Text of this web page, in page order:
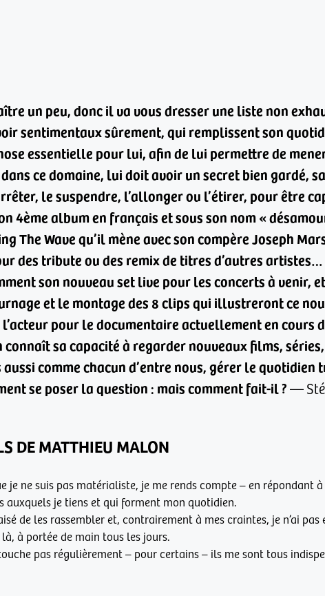
un peu, donc il va vous dresser une liste non
sentimentaux sûrement, qui remplissent son
essentielle pour lui, afin de lui permettre de
dans ce domaine, lui doit avoir un secret bien gardé,
le suspendre, l’allonger ou l’étirer, pour être
4ème album en français et sous son nom «
The Wave qu’il mène avec son compère Joseph
des tribute ou des remix de titres d’autres artistes…
son nouveau set live pour les concerts à venir,
et le montage des 8 clips qui illustreront ce
pour le documentaire actuellement en
connaît sa capacité à regarder nouveaux films,
aussi comme chacun d’entre nous, gérer le
se poser la question : mais comment fait-il ?—
DE MATTHIEU MALON
je ne suis pas matérialiste, je me rends compte – en répondant
auxquels je tiens et qui forment mon quotidien.
de les rassembler et, contrairement à mes craintes, je n’ai
à portée de main tous les jours.
pas régulièrement – pour certains – ils me sont tous